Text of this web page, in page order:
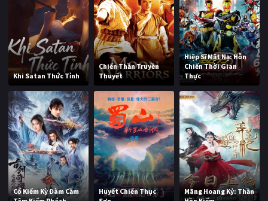
Khi Satan Thức Tỉnh
Chiến Thần Truyền
Thuyết
Hiệp Sĩ Mặt Nạ: Hỗn
Chiến Thời Gian
Thực
Cổ Kiếm Kỳ Đàm Cầm
Huyết Chiến Thục
Mãng Hoang Kỷ: Thần